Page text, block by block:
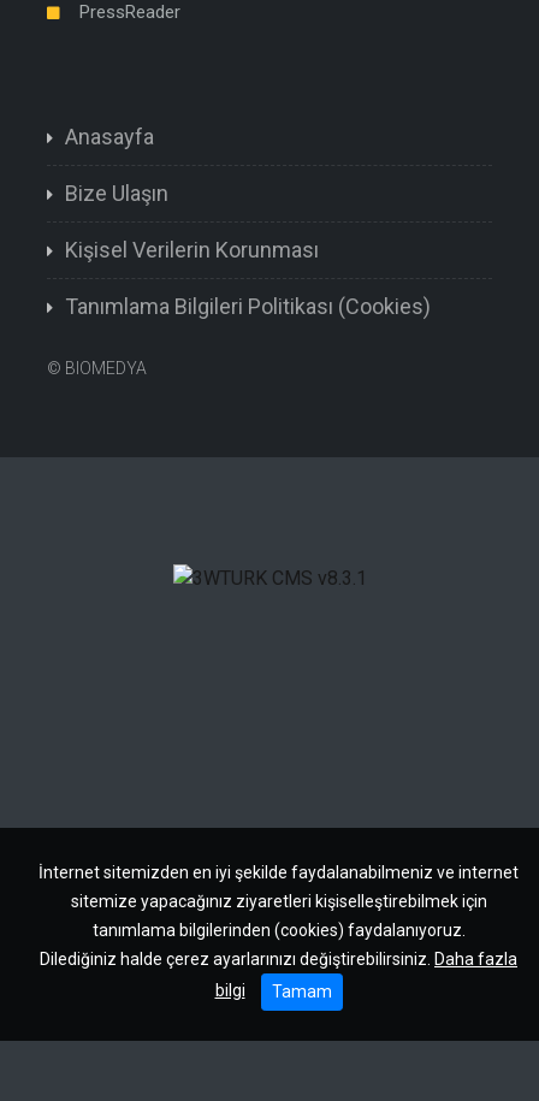
İnternet sitemizden en iyi şekilde faydalanabilmeniz ve internet
sitemize yapacağınız ziyaretleri kişiselleştirebilmek için
tanımlama bilgilerinden (cookies) faydalanıyoruz.
Dilediğiniz halde çerez ayarlarınızı değiştirebilirsiniz. Daha fazla
bilgi
Tamam
PressReader
Anasayfa
Bize Ulaşın
Kişisel Verilerin Korunması
Tanımlama Bilgileri Politikası (Cookies)
© BIOMEDYA